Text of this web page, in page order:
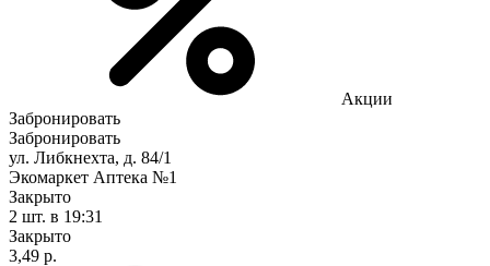
Акции
Забронировать
Забронировать
ул. Либкнехта, д. 84/1
Экомаркет Аптека №1
Закрыто
2 шт. в 19:31
Закрыто
3,49 р.